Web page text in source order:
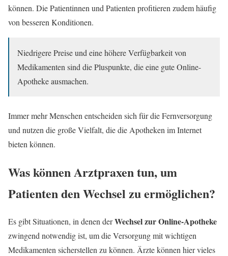
können. Die Patientinnen und Patienten profitieren zudem häufig
von besseren Konditionen.
Niedrigere Preise und eine höhere Verfügbarkeit von
Medikamenten sind die Pluspunkte, die eine gute Online-
Apotheke ausmachen.
Immer mehr Menschen entscheiden sich für die Fernversorgung
und nutzen die große Vielfalt, die die Apotheken im Internet
bieten können.
Was können Arztpraxen tun, um
Patienten den Wechsel zu ermöglichen?
Es gibt Situationen, in denen derWechsel zur Online-Apotheke
zwingend notwendig ist, um die Versorgung mit wichtigen
Medikamenten sicherstellen zu können. Ärzte können hier vieles